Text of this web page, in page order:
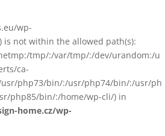
wp-
is not within the allowed path(s):
tmp/:/var/tmp/:/dev/urandom:/u
ca-
php73/bin/:/usr/php74/bin/:/usr/ph
php85/bin/:/home/wp-cli/) in
home.cz/wp-